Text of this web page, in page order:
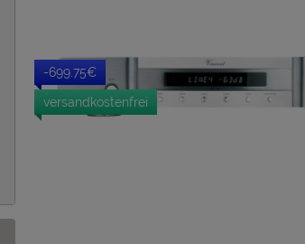
-699.75€
versandkostenfrei